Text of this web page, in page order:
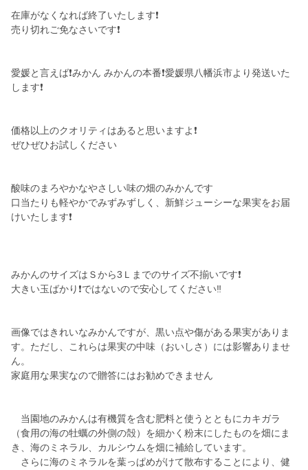
在庫がなくなれば終了いたします❗
売り切れご免なさいです❗
愛媛と言えば❗みかん みかんの本番❗愛媛県八幡浜市より発送いた
します❗
価格以上のクオリティはあると思いますよ❗
ぜひぜひお試しください
酸味のまろやかなやさしい味の畑のみかんです
口当たりも軽やかでみずみずしく、新鮮ジューシーな果実をお届
けいたします❗
みかんのサイズはＳから3Ｌまでのサイズ不揃いです❗
大きい玉ばかり❗ではないので安心してください‼️
画像ではきれいなみかんですが、黒い点や傷がある果実がありま
す。ただし、これらは果実の中味（おいしさ）には影響ありませ
ん。
家庭用な果実なので贈答にはお勧めできません
当園地のみかんは有機質を含む肥料と使うとともにカキガラ
（食用の海の牡蠣の外側の殻）を細かく粉末にしたものを畑にま
き、海のミネラル、カルシウムを畑に補給しています。
さらに海のミネラルを葉っぱめがけて散布することにより、健